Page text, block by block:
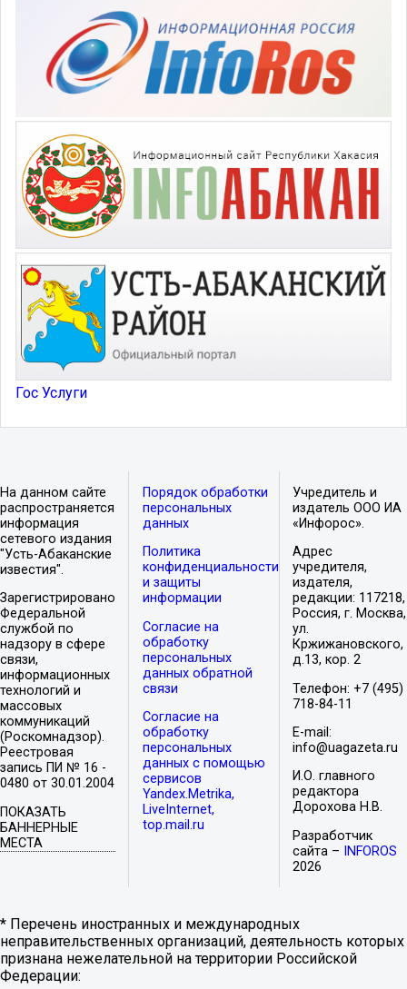
Гос Услуги
На данном сайте
распространяется
информация
сетевого издания
"Усть-Абаканские
известия".
Зарегистрировано
Федеральной
службой по
надзору в сфере
связи,
информационных
технологий и
массовых
коммуникаций
(Роскомнадзор).
Реестровая
запись ПИ № 16 -
0480 от 30.01.2004
ПОКАЗАТЬ
БАННЕРНЫЕ
МЕСТА
Порядок обработки
персональных
данных
Политика
конфиденциальности
и защиты
информации
Согласие на
обработку
персональных
данных обратной
связи
Согласие на
обработку
персональных
данных с помощью
сервисов
Yandex.Metrika,
LiveInternet,
top.mail.ru
Учредитель и
издатель ООО ИА
«Инфорос».
Адрес
учредителя,
издателя,
редакции: 117218,
Россия, г. Москва,
ул.
Кржижановского,
д.13, кор. 2
Телефон: +7 (495)
718-84-11
E-mail:
info@uagazeta.ru
И.О. главного
редактора
Дорохова Н.В.
Разработчик
сайта –
INFOROS
2026
* Перечень иностранных и международных
неправительственных организаций, деятельность которых
признана нежелательной на территории Российской
Федерации: